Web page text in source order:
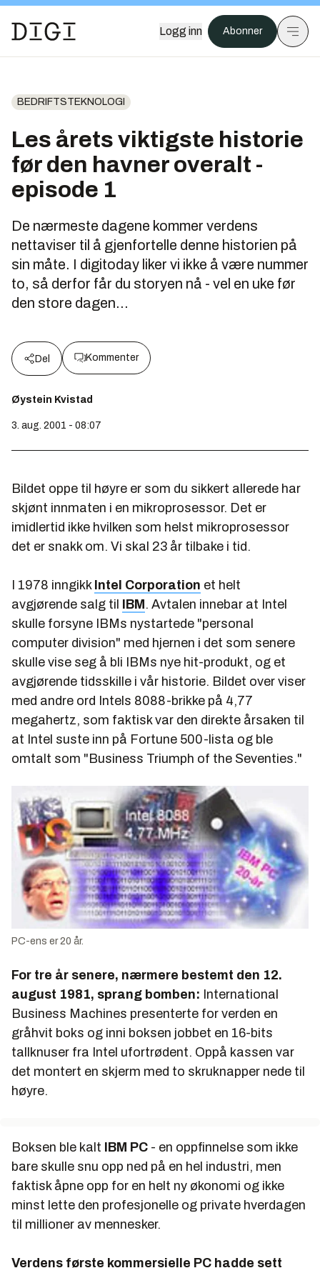
Logg inn Abonner
BEDRIFTSTEKNOLOGI
Les årets viktigste historie
før den havner overalt -
episode 1
De nærmeste dagene kommer verdens
nettaviser til å gjenfortelle denne historien på
sin måte. I digitoday liker vi ikke å være nummer
to, så derfor får du storyen nå - vel en uke før
den store dagen...
Del Kommenter
Øystein Kvistad
3. aug. 2001 - 08:07
Bildet oppe til høyre er som du sikkert allerede har
skjønt innmaten i en mikroprosessor. Det er
imidlertid ikke hvilken som helst mikroprosessor
det er snakk om. Vi skal 23 år tilbake i tid.
I 1978 inngikk Intel Corporation et helt
avgjørende salg til
IBM . Avtalen innebar at Intel
skulle forsyne IBMs nystartede "personal
computer division" med hjernen i det som senere
skulle vise seg å bli IBMs nye hit-produkt, og et
avgjørende tidsskille i vår historie. Bildet over viser
med andre ord Intels 8088-brikke på 4,77
megahertz, som faktisk var den direkte årsaken til
at Intel suste inn på Fortune 500-lista og ble
omtalt som "Business Triumph of the Seventies."
PC-ens er 20 år.
For tre år senere, nærmere bestemt den 12.
august 1981, sprang bomben: International
Business Machines presenterte for verden en
gråhvit boks og inni boksen jobbet en 16-bits
tallknuser fra Intel ufortrødent. Oppå kassen var
det montert en skjerm med to skruknapper nede til
høyre.
Boksen ble kalt IBM PC - en oppfinnelse som ikke
bare skulle snu opp ned på en hel industri, men
faktisk åpne opp for en helt ny økonomi og ikke
minst lette den profesjonelle og private hverdagen
til millioner av mennesker.
Verdens første kommersielle PC hadde sett